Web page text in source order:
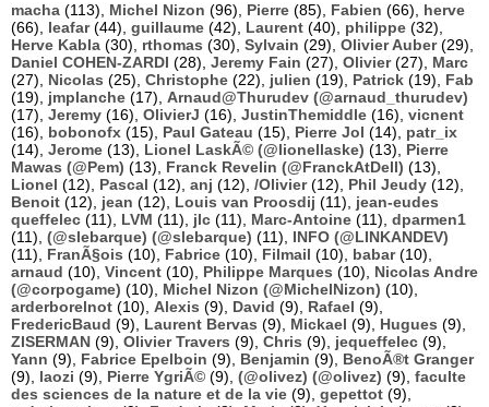
macha (113), Michel Nizon (96), Pierre (85), Fabien (66), herve
(66), leafar(44), guillaume (42), Laurent (40), philippe (32),
Herve Kabla (30), rthomas (30), Sylvain (29), Olivier Auber(29),
Daniel COHEN-ZARDI (28), Jeremy Fain (27), Olivier(27), Marc
(27), Nicolas (25), Christophe (22), julien (19), Patrick (19), Fab
(19), jmplanche (17), Arnaud@Thurudev (@arnaud_thurudev)
(17), Jeremy (16), OlivierJ (16), JustinThemiddle (16), vicnent
(16), bobonofx (15), Paul Gateau (15), Pierre Jol (14), patr_ix
(14), Jerome (13), Lionel LaskÃ© (@lionellaske) (13), Pierre
Mawas (@Pem) (13), Franck Revelin (@FranckAtDell) (13),
Lionel (12), Pascal (12), anj (12), /Olivier(12), Phil Jeudy (12),
Benoit (12), jean (12), Louis van Proosdij (11), jean-eudes
queffelec (11), LVM (11), jlc (11), Marc-Antoine (11), dparmen1
(11), (@slebarque) (@slebarque) (11), INFO (@LINKANDEV)
(11), FranÃ§ois (10), Fabrice (10), Filmail (10), babar(10),
arnaud (10), Vincent (10), Philippe Marques (10), Nicolas Andre
(@corpogame) (10), Michel Nizon (@MichelNizon) (10),
arderborelnot (10), Alexis (9), David (9), Rafael (9),
FredericBaud (9), Laurent Bervas (9), Mickael (9), Hugues (9),
ZISERMAN (9), Olivier Travers (9), Chris (9), jequeffelec (9),
Yann (9), Fabrice Epelboin (9), Benjamin (9), BenoÃ®t Granger
(9), laozi (9), Pierre YgriÃ© (9), (@olivez) (@olivez) (9), faculte
des sciences de la nature et de la vie (9), gepettot (9),